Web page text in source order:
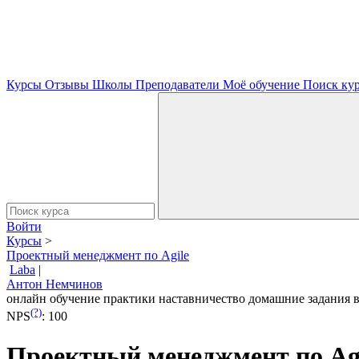
Курсы Отзывы Школы Преподаватели Моё обучение Поиск
Войти
Курсы >
Проектный менеджмент по Agile
Laba |
Антон Немчинов
онлайн обучение практики наставничество домашние задания
NPS(?): 100